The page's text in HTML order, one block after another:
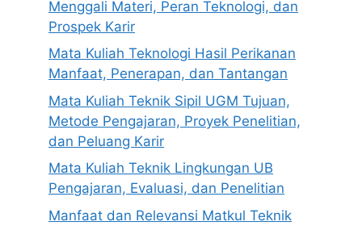
Menggali Materi, Peran Teknologi, dan
Prospek Karir
Mata Kuliah Teknologi Hasil Perikanan
Manfaat, Penerapan, dan Tantangan
Mata Kuliah Teknik Sipil UGM Tujuan,
Metode Pengajaran, Proyek Penelitian,
dan Peluang Karir
Mata Kuliah Teknik Lingkungan UB
Pengajaran, Evaluasi, dan Penelitian
Manfaat dan Relevansi Matkul Teknik